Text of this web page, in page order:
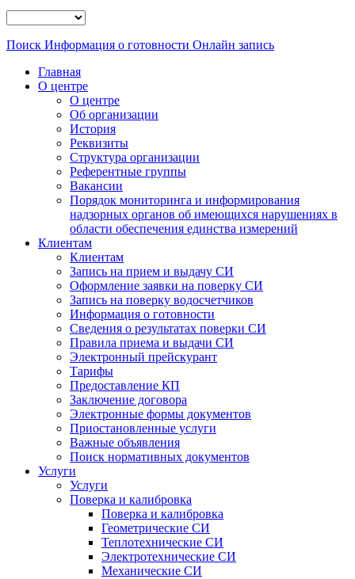
Поиск Информация о готовности Онлайн запись
Главная
О центре
О центре
Об организации
История
Реквизиты
Структура организации
Референтные группы
Вакансии
Порядок мониторинга и информирования
надзорных органов об имеющихся нарушениях в
области обеспечения единства измерений
Клиентам
Клиентам
Запись на прием и выдачу СИ
Оформление заявки на поверку СИ
Запись на поверку водосчетчиков
Информация о готовности
Сведения о результатах поверки СИ
Правила приема и выдачи СИ
Электронный прейскурант
Тарифы
Предоставление КП
Заключение договора
Электронные формы документов
Приостановленные услуги
Важные объявления
Поиск нормативных документов
Услуги
Услуги
Поверка и калибровка
Поверка и калибровка
Геометрические СИ
Теплотехнические СИ
Электротехнические СИ
Механические СИ